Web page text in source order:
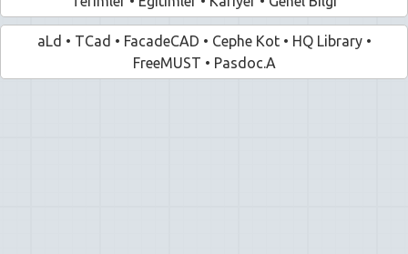
aLd • TCad • FacadeCAD • Cephe Kot• HQ Library•
FreeMUST • Pasdoc.A